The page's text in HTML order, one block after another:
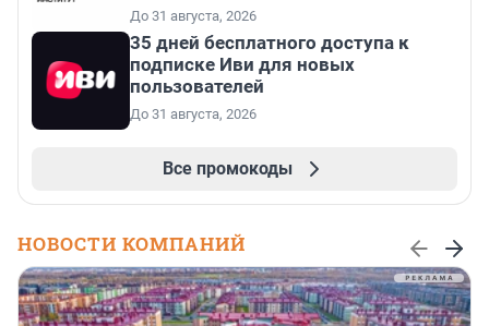
До 31 августа, 2026
35 дней бесплатного доступа к
подписке Иви для новых
пользователей
До 31 августа, 2026
Все промокоды
НОВОСТИ КОМПАНИЙ